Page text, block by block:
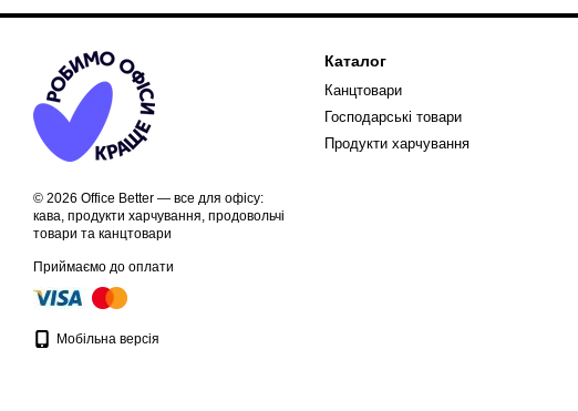
© 2026 Office Better — все для офісу:
кава, продукти харчування, продовольчі
товари та канцтовари
Приймаємо до оплати
Мобільна версія
Каталог
Канцтовари
Господарські товари
Продукти харчування